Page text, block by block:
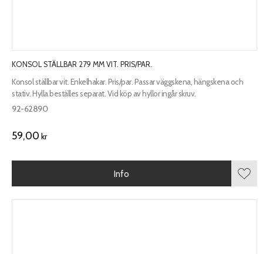
KONSOL STÄLLBAR 279 MM VIT. PRIS/PAR.
Konsol ställbar vit. Enkelhakar. Pris/par. Passar väggskena, hängskena och
stativ. Hylla beställes separat. Vid köp av hyllor ingår skruv.
92-62890
59,00 kr
Info